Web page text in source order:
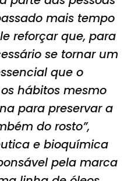
mais tempo
reforçar que, para
se tornar um
que o
hábitos mesmo
para preservar a
do rosto”,
e bioquímica
pela marca